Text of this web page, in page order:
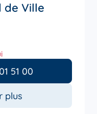
de Ville
51 00
plus